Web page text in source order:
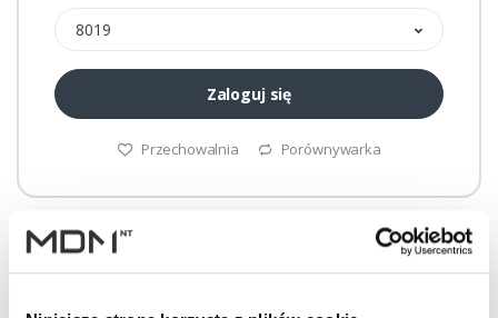
8019
Zaloguj się
Przechowalnia Porównywarka